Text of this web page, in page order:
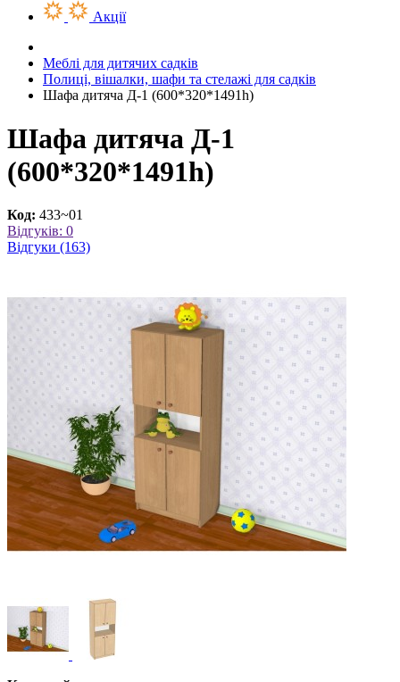
Акції
Меблі для дитячих садків
Полиці, вішалки, шафи та стелажі для садків
Шафа дитяча Д-1 (600*320*1491h)
Шафа дитяча Д-1
(600*320*1491h)
Код: 433~01
Відгуків: 0
Відгуки (163)